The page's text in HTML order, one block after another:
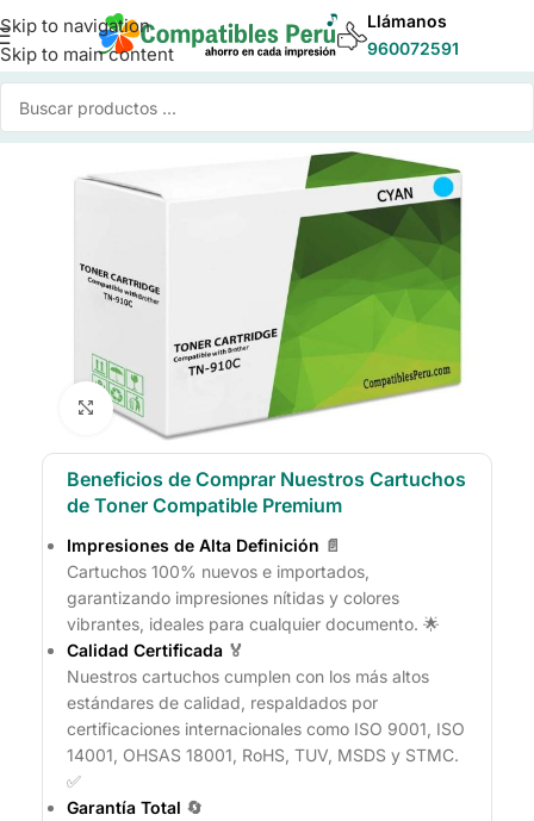
Skip to navigation
Skip to main content
Llámanos
960072591
Inicio/Toner para Impresoras/Toner Compatible Brother
Click to enlarge
Beneficios de Comprar Nuestros Cartuchos
de Toner Compatible Premium
Impresiones de Alta Definición 📄
Cartuchos 100% nuevos e importados,
garantizando impresiones nítidas y colores
vibrantes, ideales para cualquier documento. 🌟
Calidad Certificada 🏅
Nuestros cartuchos cumplen con los más altos
estándares de calidad, respaldados por
certificaciones internacionales como ISO 9001, ISO
14001, OHSAS 18001, RoHS, TUV, MSDS y STMC.
✅
Garantía Total 🔄